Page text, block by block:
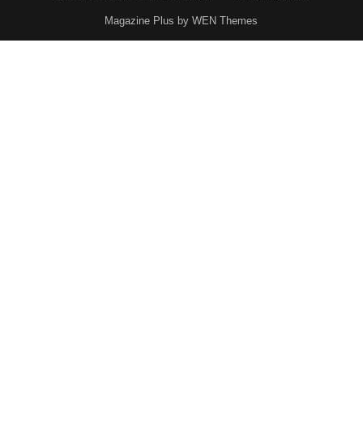
Magazine Plus by WEN Themes